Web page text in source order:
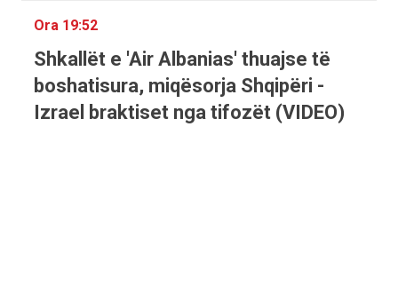
Ora 19:52
Shkallët e 'Air Albanias' thuajse të
boshatisura, miqësorja Shqipëri -
Izrael braktiset nga tifozët (VIDEO)